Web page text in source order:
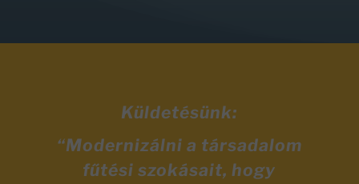
Küldetésünk:
“Modernizálni a társadalom
fűtési szokásait, hogy